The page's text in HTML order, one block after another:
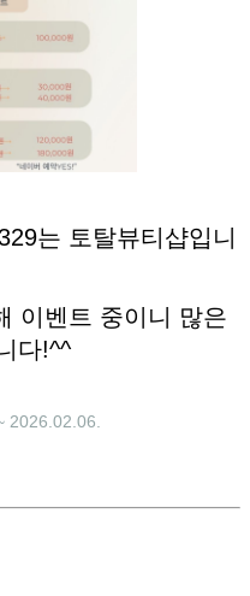
는 토탈뷰티샵입니
이벤트 중이니 많은
다!^^
2026.02.06.